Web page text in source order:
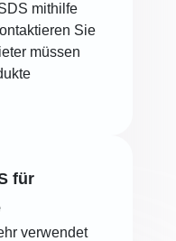
mithilfe
Sie
müssen
für
verwendet